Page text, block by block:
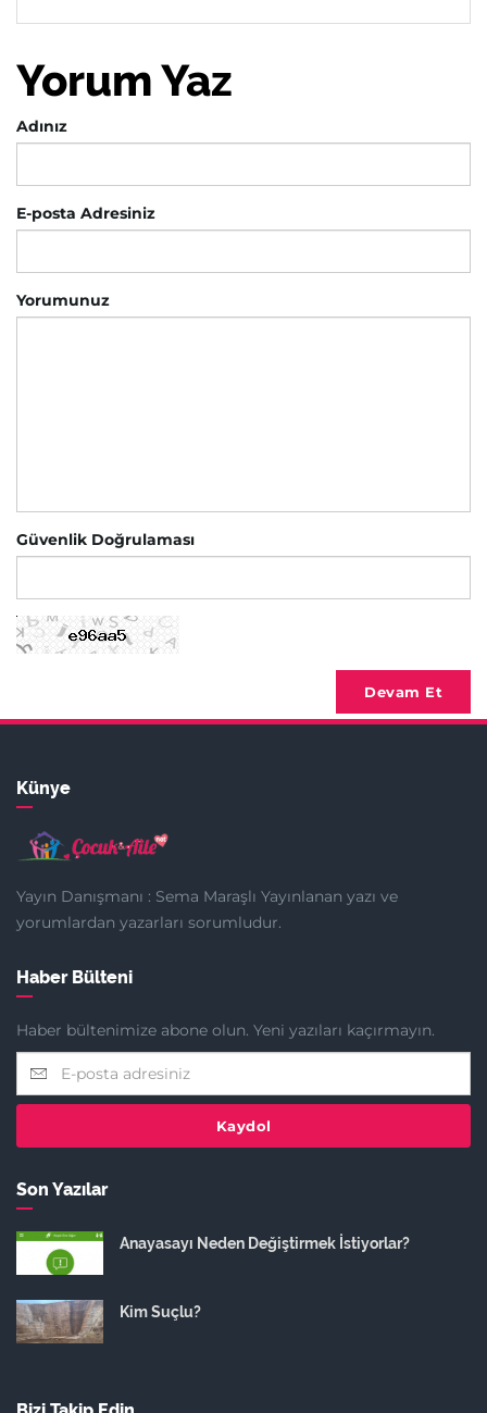
Yorum Yaz
Adınız
E-posta Adresiniz
Yorumunuz
Güvenlik Doğrulaması
Devam Et
Künye
Yayın Danışmanı : Sema Maraşlı Yayınlanan yazı ve
yorumlardan yazarları sorumludur.
Haber Bülteni
Haber bültenimize abone olun. Yeni yazıları kaçırmayın.
Kaydol
Son Yazılar
Anayasayı Neden Değiştirmek İstiyorlar?
Kim Suçlu?